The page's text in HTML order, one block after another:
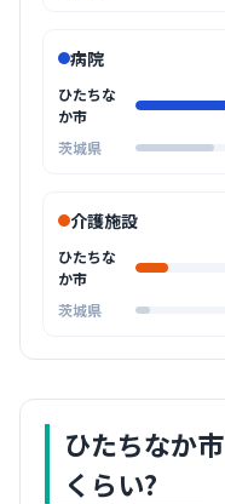
病院
ひたちな
か市
茨城県
介護施設
ひたちな
か市
茨城県
ひたちなか市
くらい?